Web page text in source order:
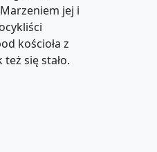
jej i
kościoła z
się stało.